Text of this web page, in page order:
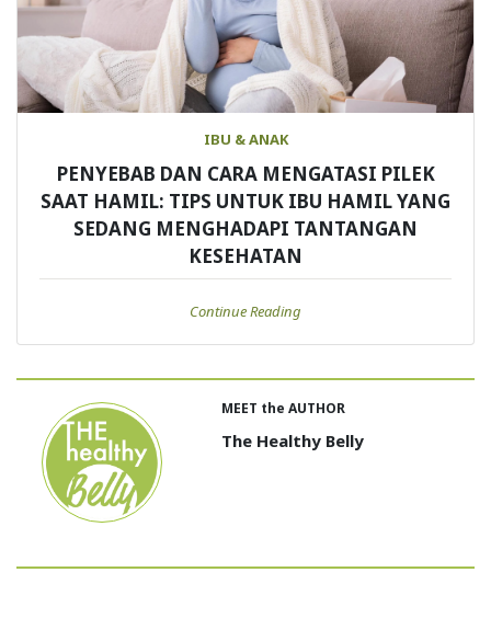
IBU & ANAK
PENYEBAB DAN CARA MENGATASI PILEK
SAAT HAMIL: TIPS UNTUK IBU HAMIL YANG
SEDANG MENGHADAPI TANTANGAN
KESEHATAN
Continue Reading
MEET the AUTHOR
The Healthy Belly